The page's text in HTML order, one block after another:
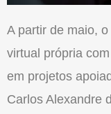
A partir de maio,
virtual própria
em projetos
Carlos Alexandre